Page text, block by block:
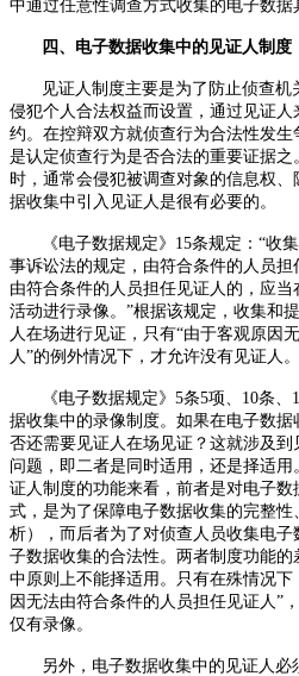
中通过任意性调查方式收集的电子数据
四、电子数据收集中的见证人制度
见证人制度主要是为了防止侦查机
侵犯个人合法权益而设置，通过见证人
约。在控辩双方就侦查行为合法性发
是认定侦查行为是否合法的重要证据
时，通常会侵犯被调查对象的信息权
据收集中引入见证人是很有必要的。
《电子数据规定》 15条规定：“收
事诉讼法的规定，由符合条件的人员
由符合条件的人员担任见证人的，应
活动进行录像。”根据该规定，收集和
人在场进行见证，只有“由于客观原因
人”的例外情况下，才允许没有见证人。
《电子数据规定》 5条5项、 10条、
据收集中的录像制度。如果在电子数
否还需要见证人在场见证？这就涉及
问题，即二者是同时适用，还是择适
证人制度的功能来看，前者是对电子
式，是为了保障电子数据收集的完整
析），而后者为了对侦查人员收集电
子数据收集的合法性。两者制度功能
中原则上不能择适用。只有在殊情况下
因无法由符合条件的人员担任见证人”
仅有录像。
另外，电子数据收集中的见证人必